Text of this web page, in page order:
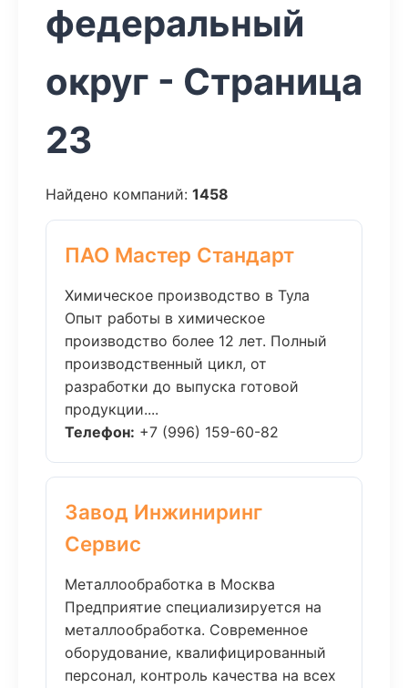
федеральный
округ - Страница
23
Найдено компаний: 1458
ПАО Мастер Стандарт
Химическое производство в Тула
Опыт работы в химическое
производство более 12 лет. Полный
производственный цикл, от
разработки до выпуска готовой
продукции....
Телефон: +7 (996) 159-60-82
Завод Инжиниринг
Сервис
Металлообработка в Москва
Предприятие специализируется на
металлообработка. Современное
оборудование, квалифицированный
персонал, контроль качества на всех